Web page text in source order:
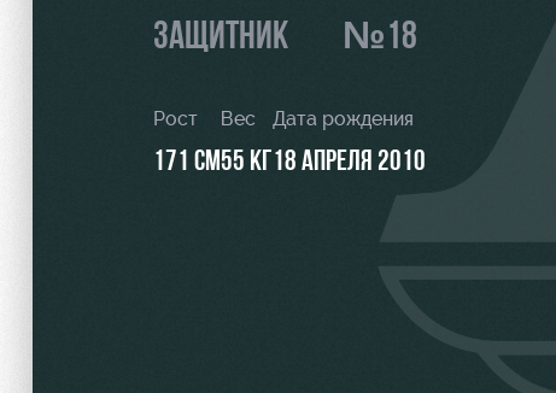
Тренерский штаб СЕМЕЙНЫЙ СЕКТОР
Места для МГН
Информация для
Банковская карта
ЗАЩИТНИК №18
Рост
171 СМ
Вес
55 КГ
Дата рождения
18 АПРЕЛЯ 2010